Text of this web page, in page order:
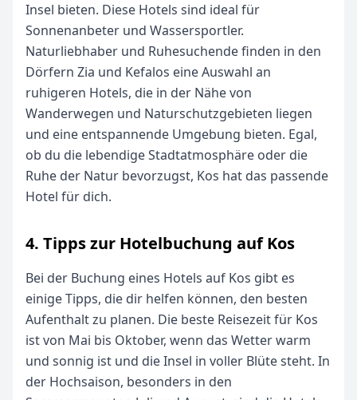
Insel bieten. Diese Hotels sind ideal für
Sonnenanbeter und Wassersportler.
Naturliebhaber und Ruhesuchende finden in den
Dörfern Zia und Kefalos eine Auswahl an
ruhigeren Hotels, die in der Nähe von
Wanderwegen und Naturschutzgebieten liegen
und eine entspannende Umgebung bieten. Egal,
ob du die lebendige Stadtatmosphäre oder die
Ruhe der Natur bevorzugst, Kos hat das passende
Hotel für dich.
4. Tipps zur Hotelbuchung auf Kos
Bei der Buchung eines Hotels auf Kos gibt es
einige Tipps, die dir helfen können, den besten
Aufenthalt zu planen. Die beste Reisezeit für Kos
ist von Mai bis Oktober, wenn das Wetter warm
und sonnig ist und die Insel in voller Blüte steht. In
der Hochsaison, besonders in den